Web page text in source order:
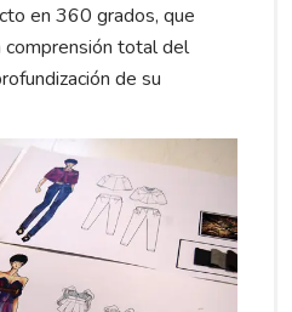
en 360 grados, que
total del
de su